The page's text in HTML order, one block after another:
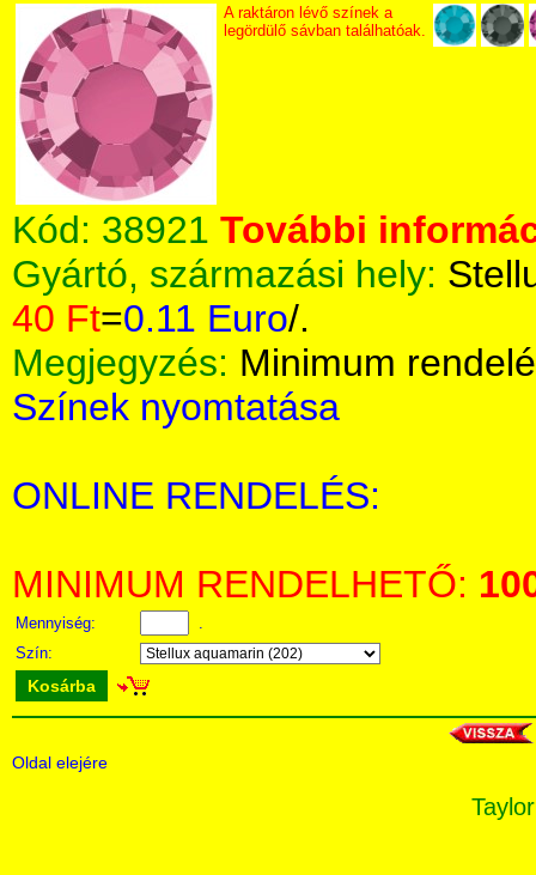
A raktáron lévő színek a
legördülő sávban találhatóak.
Kód: 38921 További
Gyártó, származási hely:
40 Ft=0.11 Euro/.
Megjegyzés: Minimum
Színek nyomtatása
ONLINE RENDELÉS:
MINIMUM RENDELHETŐ:
Mennyiség:
.
Szín:
Kosárba
Oldal elejére